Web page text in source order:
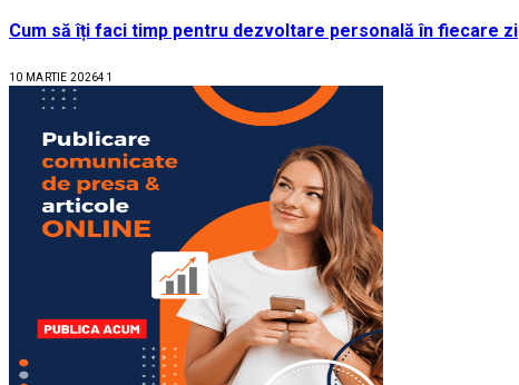
Cum să îți faci timp pentru dezvoltare personală în fiecare zi
10 MARTIE 202641